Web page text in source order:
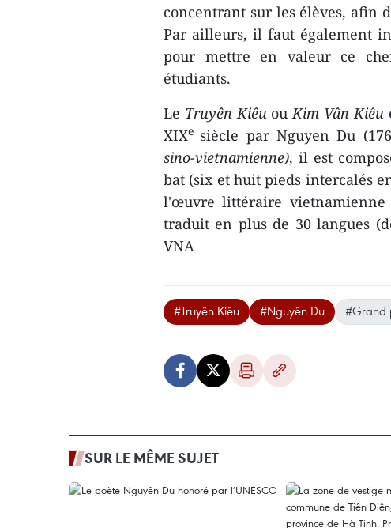
concentrant sur les élèves, afin
Par ailleurs, il faut également
pour mettre en valeur ce
étudiants.
Le Truyên KiêuouKim Vân Kiêu
XIXe siècle par Nguyen Du
sino-vietnamienne), il est
bat (six et huit pieds intercalés
l'œuvre littéraire
traduit en plus de 30 langues
VNA
#Truyên Kiêu #Nguyên Du #Grand
SUR LE MÊME SUJET